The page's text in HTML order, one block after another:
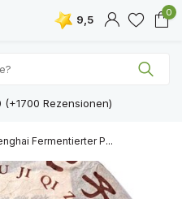
9,5
0
Rezensionen)
Fermentierter P...